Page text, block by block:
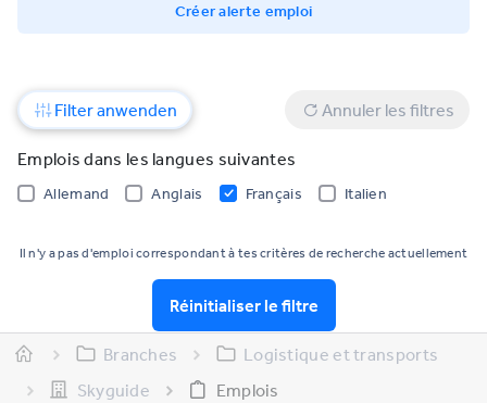
Créer alerte emploi
Filter anwenden Annuler les filtres
Emplois dans les langues suivantes
Allemand Anglais Français Italien
Il n'y a pas d'emploi correspondant à tes critères de recherche actuellement
Réinitialiser le filtre
Branches
Logistique et transports
Skyguide
Emplois